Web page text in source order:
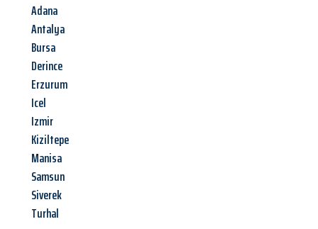
Adana
Antalya
Bursa
Derince
Erzurum
Icel
Izmir
Kiziltepe
Manisa
Samsun
Siverek
Turhal